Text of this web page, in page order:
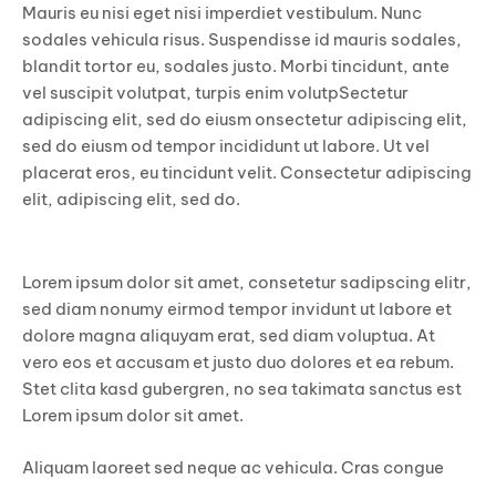
Mauris eu nisi eget nisi imperdiet vestibulum. Nunc
sodales vehicula risus. Suspendisse id mauris sodales,
blandit tortor eu, sodales justo. Morbi tincidunt, ante
vel suscipit volutpat, turpis enim volutpSectetur
adipiscing elit, sed do eiusm onsectetur adipiscing elit,
sed do eiusm od tempor incididunt ut labore. Ut vel
placerat eros, eu tincidunt velit. Consectetur adipiscing
elit, adipiscing elit, sed do.
Lorem ipsum dolor sit amet, consetetur sadipscing elitr,
sed diam nonumy eirmod tempor invidunt ut labore et
dolore magna aliquyam erat, sed diam voluptua. At
vero eos et accusam et justo duo dolores et ea rebum.
Stet clita kasd gubergren, no sea takimata sanctus est
Lorem ipsum dolor sit amet.
Aliquam laoreet sed neque ac vehicula. Cras congue